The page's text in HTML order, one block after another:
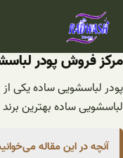
رفتن
مرکز فروش پودر
پودر لباسشویی ساده یکی
لباسشویی ساده بهترین
آنچه در این مقاله